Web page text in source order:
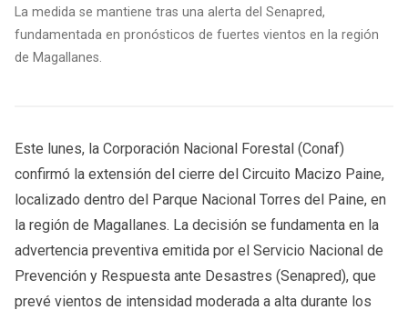
La medida se mantiene tras una alerta del Senapred,
fundamentada en pronósticos de fuertes vientos en la región
de Magallanes.
Este lunes, la Corporación Nacional Forestal (Conaf)
confirmó la extensión del cierre del Circuito Macizo Paine,
localizado dentro del Parque Nacional Torres del Paine, en
la región de Magallanes. La decisión se fundamenta en la
advertencia preventiva emitida por el Servicio Nacional de
Prevención y Respuesta ante Desastres (Senapred), que
prevé vientos de intensidad moderada a alta durante los